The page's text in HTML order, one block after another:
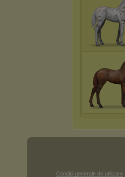
Condiţii generale de utilizare